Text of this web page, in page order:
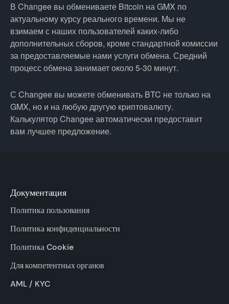
В Changee вы обмениваете Bitcoin на GMX по
актуальному курсу реального времени. Мы не
взимаем с наших пользователей каких-либо
дополнительных сборов, кроме стандартной комиссии
за предоставляемые нами услуги обмена. Средний
процесс обмена занимает около 5-30 минут.
С Changee вы можете обменивать BTC не только на
GMX, но и на любую другую криптовалюту.
Калькулятор Changee автоматически предоставит
вам лучшее предложение.
Документация
Политика пользования
Политика конфиденциальности
Политика Cookie
Для компетентных органов
AML / KYC